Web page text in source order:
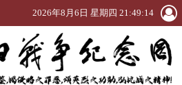
2026年8月6日 星期四 21:49:15